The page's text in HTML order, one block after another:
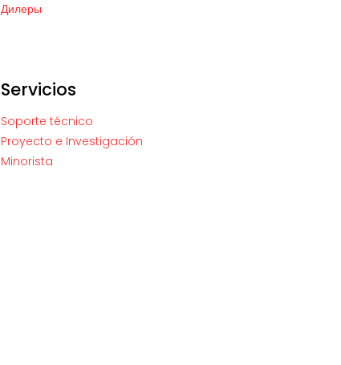
Дилеры
Servicios
Soporte técnico
Proyecto e Investigación
Minorista